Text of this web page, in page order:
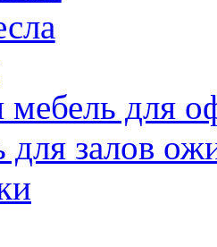
мебель для
для залов